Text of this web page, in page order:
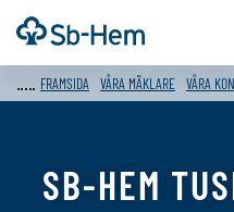
Till
innehållet
Framsida
FRAMSIDA VÅRA MÄKLARE VÅRA
SB-HEM